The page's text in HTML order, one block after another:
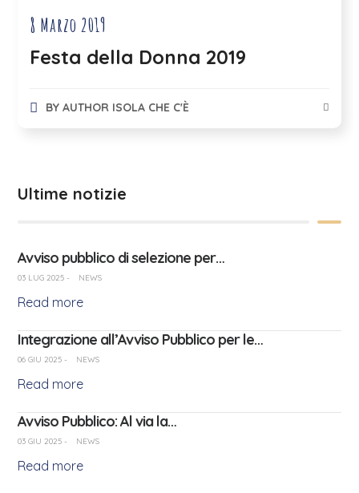
8 Marzo 2019
Festa della Donna 2019
BY AUTHOR ISOLA CHE C'È
Ultime notizie
Avviso pubblico di selezione per…
03 LUG 2025 - NEWS
Read more
Integrazione all’Avviso Pubblico per le…
06 GIU 2025 - NEWS
Read more
Avviso Pubblico: Al via la…
03 GIU 2025 - NEWS
Read more